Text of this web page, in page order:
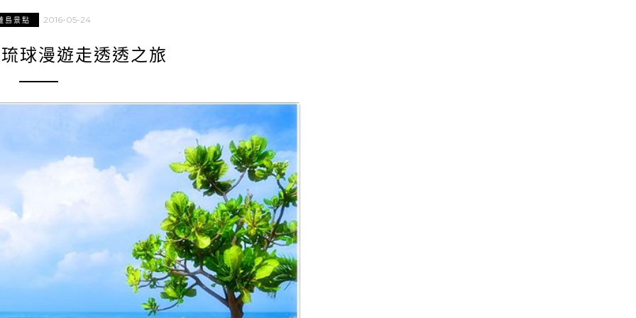
島景點 2016-05-24
球漫遊走透透之旅